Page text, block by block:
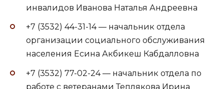
инвалидов Иванова Наталья Андреевна
+7 (3532) 44-31-14 — начальник отдела
организации социального обслуживания
населения Есина Акбикеш Кабдалловна
+7 (3532) 77-02-24 — начальник отдела по
работе с ветеранами Теплякова Ирина